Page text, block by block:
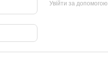
Увійти за допомогою